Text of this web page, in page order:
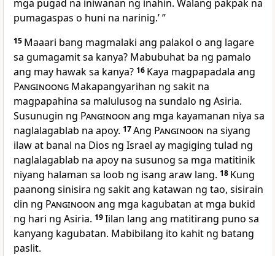
mga pugad na iniwanan ng inahin. Walang pakpak na
pumagaspas o huni na narinig.’ ”
15 Maaari bang magmalaki ang palakol o ang lagare
sa gumagamit sa kanya? Mabubuhat ba ng pamalo
ang may hawak sa kanya? 16 Kaya magpapadala ang
Panginoong Makapangyarihan ng sakit na
magpapahina sa malulusog na sundalo ng Asiria.
Susunugin ng Panginoon ang mga kayamanan niya sa
naglalagablab na apoy. 17Ang Panginoon na siyang
ilaw at banal na Dios ng Israel ay magiging tulad ng
naglalagablab na apoy na susunog sa mga matitinik
niyang halaman sa loob ng isang araw lang. 18 Kung
paanong sinisira ng sakit ang katawan ng tao, sisirain
din ng Panginoon ang mga kagubatan at mga bukid
ng hari ng Asiria. 19Iilan lang ang matitirang puno sa
kanyang kagubatan. Mabibilang ito kahit ng batang
paslit.